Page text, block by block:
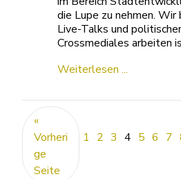
die Lupe zu nehmen. Wir
Live-Talks und
Crossmediales arbeiten
Weiterlesen ...
«
Vorheri
ge
Seite
1 2 3 4 5 6 7